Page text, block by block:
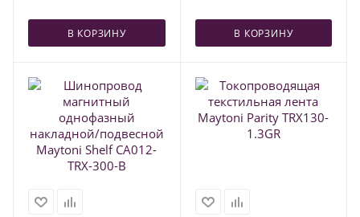
В КОРЗИНУ В КОРЗИНУ